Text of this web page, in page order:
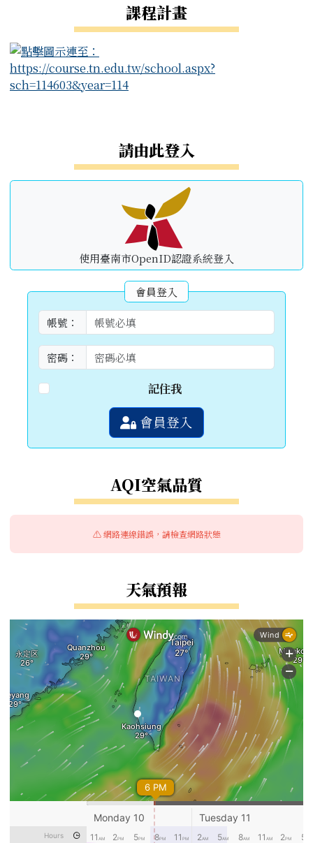
課程計畫
請由此登入
使用臺南市OpenID認證系統登入
會員登入
帳號：
密碼：
記住我
會員登入
AQI空氣品質
⚠️ 網路連線錯誤，請檢查網路狀態
天氣預報